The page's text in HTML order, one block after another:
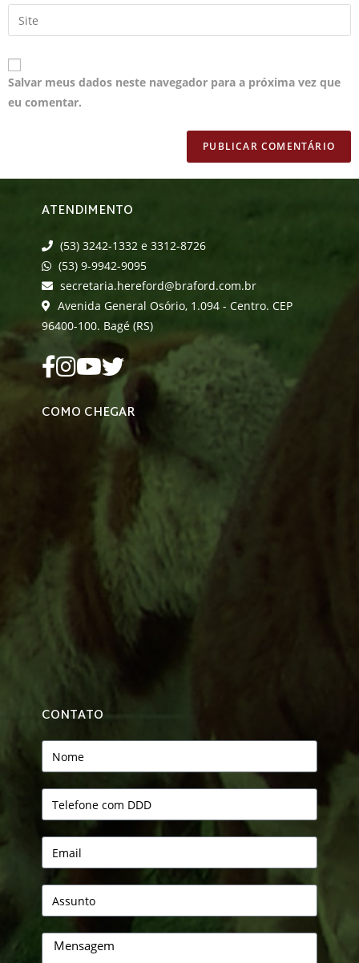
Salvar meus dados neste navegador para a próxima vez que
eu comentar.
ATENDIMENTO
(53) 3242-1332 e 3312-8726
(53) 9-9942-9095
secretaria.hereford@braford.com.br
Avenida General Osório, 1.094 - Centro. CEP
96400-100. Bagé (RS)
COMO CHEGAR
CONTATO